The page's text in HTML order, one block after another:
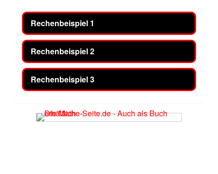
Rechenbeispiel 1
Rechenbeispiel 2
Rechenbeispiel 3